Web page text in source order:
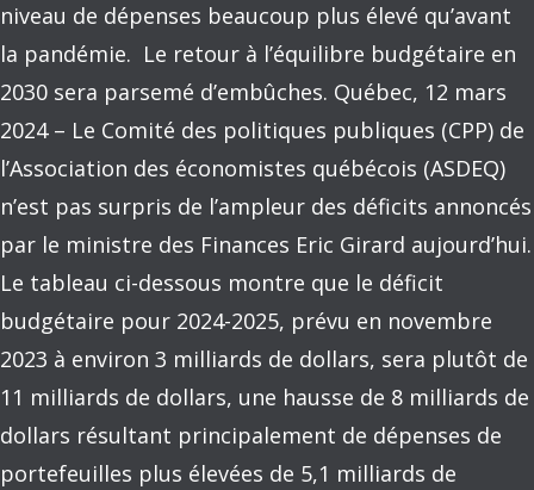
niveau de dépenses beaucoup plus élevé qu’avant
la pandémie. Le retour à l’équilibre budgétaire en
2030 sera parsemé d’embûches. Québec, 12 mars
2024 – Le Comité des politiques publiques (CPP) de
l’Association des économistes québécois (ASDEQ)
n’est pas surpris de l’ampleur des déficits annoncés
par le ministre des Finances Eric Girard aujourd’hui.
Le tableau ci-dessous montre que le déficit
budgétaire pour 2024-2025, prévu en novembre
2023 à environ 3 milliards de dollars, sera plutôt de
11 milliards de dollars, une hausse de 8 milliards de
dollars résultant principalement de dépenses de
portefeuilles plus élevées de 5,1 milliards de